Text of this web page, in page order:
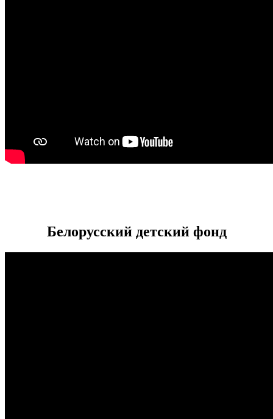
Белорусский детский фонд